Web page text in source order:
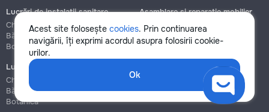
Acest site folosește cookies. Prin continuarea
navigării, îți exprimi acordul asupra folosirii cookie-
urilor.
Ok
Lucrări de instalații sanitare
Chișinău
Bălți
Botanica
Asamblare și reparație mobilier
Chișinău
Botanica
Lucrări de construcție și instalare
Chișinău
Bălți
Botanica